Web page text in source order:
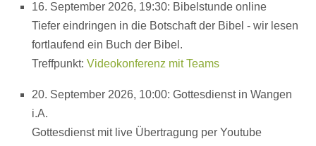
16. September 2026, 19:30: Bibelstunde online
Tiefer eindringen in die Botschaft der Bibel - wir lesen
fortlaufend ein Buch der Bibel.
Treffpunkt: Videokonferenz mit Teams
20. September 2026, 10:00: Gottesdienst in Wangen
i.A.
Gottesdienst mit live Übertragung per Youtube